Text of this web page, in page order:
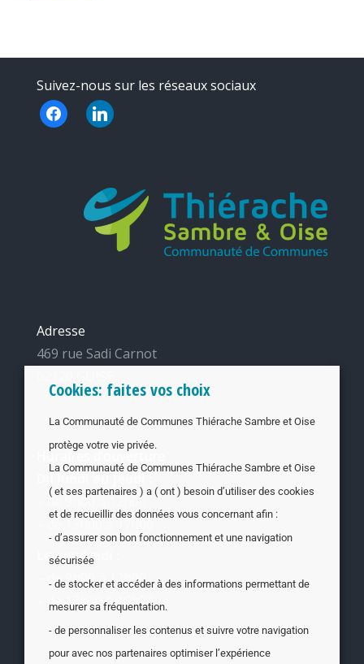
Suivez-nous sur les réseaux sociaux
facebooklinkedin
Adresse
469 rue Sadi Carnot
Horaires d’ouverture
– de 9h00 à 12h00
Le vendredi :
– de 9h00 à 12h00
– de 13h00 à 16h00
Cookies: faites vos choix
La Communauté de Communes Thiérache Sambre et Oise
protège votre vie privée.
La Communauté de Communes Thiérache Sambre et Oise
( et ses partenaires ) a ( ont ) besoin d’utiliser des cookies
et de recueillir des données vous concernant afin :
- d’assurer son bon fonctionnement et une navigation
sécurisée
- de stocker et accéder à des informations permettant de
mesurer sa fréquentation.
- de personnaliser les contenus et suivre votre navigation
pour avec nos partenaires optimiser l’expérience